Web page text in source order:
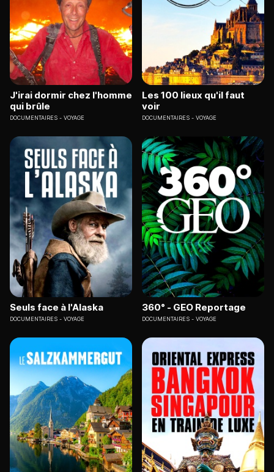
J'irai dormir chez l'homme
qui brûle
DOCUMENTAIRES VOYAGE
Les 100 lieux qu'il faut
voir
DOCUMENTAIRES VOYAGE
Seuls face à l'Alaska
DOCUMENTAIRES VOYAGE
360° - GEO Reportage
DOCUMENTAIRES VOYAGE